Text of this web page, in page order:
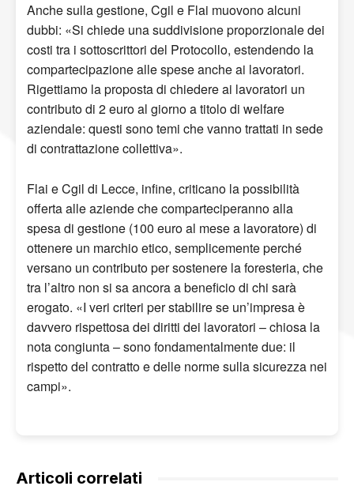
Anche sulla gestione, Cgil e Flai muovono alcuni
dubbi: «Si chiede una suddivisione proporzionale dei
costi tra i sottoscrittori del Protocollo, estendendo la
compartecipazione alle spese anche ai lavoratori.
Rigettiamo la proposta di chiedere ai lavoratori un
contributo di 2 euro al giorno a titolo di welfare
aziendale: questi sono temi che vanno trattati in sede
di contrattazione collettiva».
Flai e Cgil di Lecce, infine, criticano la possibilità
offerta alle aziende che comparteciperanno alla
spesa di gestione (100 euro al mese a lavoratore) di
ottenere un marchio etico, semplicemente perché
versano un contributo per sostenere la foresteria, che
tra l’altro non si sa ancora a beneficio di chi sarà
erogato. «I veri criteri per stabilire se un’impresa è
davvero rispettosa dei diritti dei lavoratori – chiosa la
nota congiunta – sono fondamentalmente due: il
rispetto del contratto e delle norme sulla sicurezza nei
campi».
Articoli correlati